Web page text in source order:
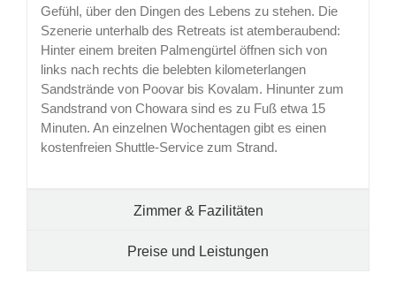
Gefühl, über den Dingen des Lebens zu stehen. Die
Szenerie unterhalb des Retreats ist atemberaubend:
Hinter einem breiten Palmengürtel öffnen sich von
links nach rechts die belebten kilometerlangen
Sandstrände von Poovar bis Kovalam. Hinunter zum
Sandstrand von Chowara sind es zu Fuß etwa 15
Minuten. An einzelnen Wochentagen gibt es einen
kostenfreien Shuttle-Service zum Strand.
Zimmer & Fazilitäten
Preise und Leistungen